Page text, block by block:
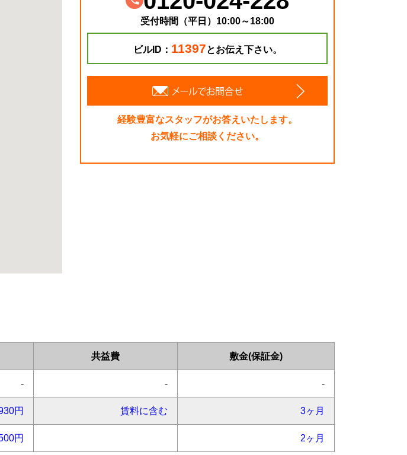
受付時間（平日）10:00～18:00
ビルID： 11397とお伝え下さい。
経験豊富なスタッフがお答えいたします。
お気軽にご相談ください。